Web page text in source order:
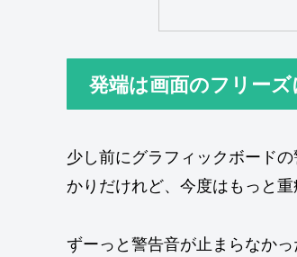
発端は画面のフリー
少し前にグラフィックボード
かりだけれど、今度はもっと重
ずーっと警告音が止まらなか